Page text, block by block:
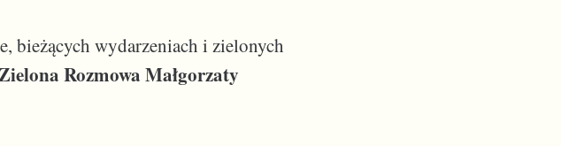
bieżących wydarzeniach i zielonych
Rozmowa Małgorzaty